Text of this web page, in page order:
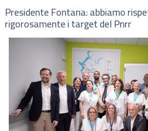
Presidente Fontana: abbiamo
rigorosamente i target del Pnrr